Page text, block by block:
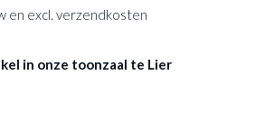
en excl. verzendkosten
in onze toonzaal te Lier